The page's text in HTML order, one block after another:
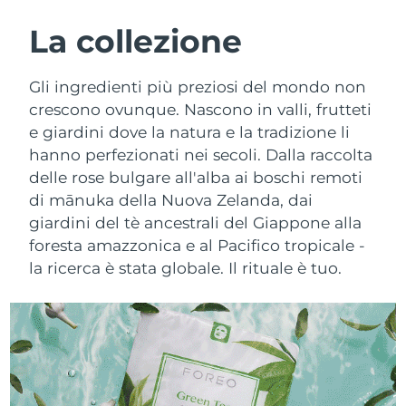
La collezione
Gli ingredienti più preziosi del mondo non
crescono ovunque. Nascono in valli, frutteti
e giardini dove la natura e la tradizione li
hanno perfezionati nei secoli. Dalla raccolta
delle rose bulgare all'alba ai boschi remoti
di mānuka della Nuova Zelanda, dai
giardini del tè ancestrali del Giappone alla
foresta amazzonica e al Pacifico tropicale -
la ricerca è stata globale. Il rituale è tuo.
Detersione viso
LUNA™ 4 pacchetto
Anti-aging massage
LUNA™ 4 Plus
Massage, LED heating
LUNA™ 4 Men
For men, anti-aging massage
Lifting viso
BEAR™ 2 pacchetto
Microcurrent toning
BEAR™ 2 go
Microcurrent toning on-the-go
BEAR™ 2 eyes & lips
Microcurrent line smoothing device
Idratazione
UFO™ 3 pacchetto
Deep facial hydration
UFO™ 3 LED
Near-infrared and red light therapy
device
Igiene orale
issa™ 4
Hybrid silicone sonic toothbrush
issa™ 4 plus
Smart hybrid silicone sonic toothbrush
TRATTAMENTI ANTI-AGE FAQ™
Anti-age Trattamenti LED
NEW
Austria
Belgio Consegna stimata09/08/2026
Bermuda Consegna stimata 15/08/2026
Bosnia ed
Erzegovina
Consegna stimata12/08/2026
Brunei Consegna stimata 14/08/2026
Bulgaria Consegna stimata09/08/2026
Canada Consegna stimata13/08/2026
Cile Consegna stimata13/08/2026